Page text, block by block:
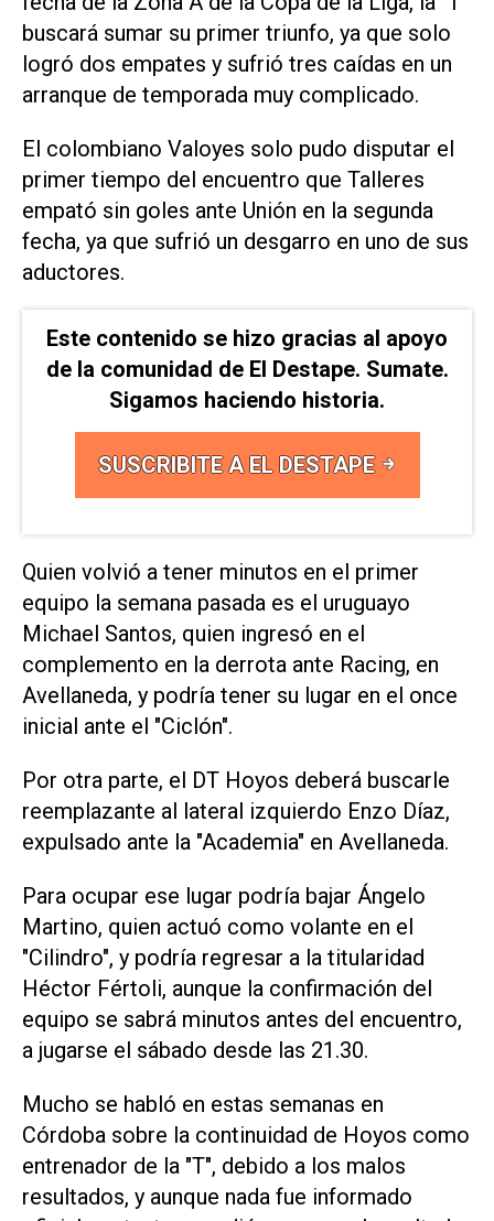
buscará sumar su primer triunfo, ya que solo
logró dos empates y sufrió tres caídas en un
arranque de temporada muy complicado.
El colombiano Valoyes solo pudo disputar el
primer tiempo del encuentro que Talleres
empató sin goles ante Unión en la segunda
fecha, ya que sufrió un desgarro en uno de sus
aductores.
Este contenido se hizo gracias al apoyo
de la comunidad de El Destape. Sumate.
Sigamos haciendo historia.
SUSCRIBITE A EL DESTAPE
Quien volvió a tener minutos en el primer
equipo la semana pasada es el uruguayo
Michael Santos, quien ingresó en el
complemento en la derrota ante Racing, en
Avellaneda, y podría tener su lugar en el once
inicial ante el "Ciclón".
Por otra parte, el DT Hoyos deberá buscarle
reemplazante al lateral izquierdo Enzo Díaz,
expulsado ante la "Academia" en Avellaneda.
Para ocupar ese lugar podría bajar Ángelo
Martino, quien actuó como volante en el
"Cilindro", y podría regresar a la titularidad
Héctor Fértoli, aunque la confirmación del
equipo se sabrá minutos antes del encuentro,
a jugarse el sábado desde las 21.30.
Mucho se habló en estas semanas en
Córdoba sobre la continuidad de Hoyos como
entrenador de la "T", debido a los malos
resultados, y aunque nada fue informado